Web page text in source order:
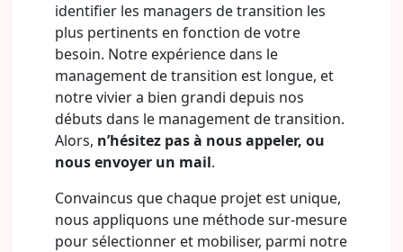
identifier les managers de transition les
plus pertinents en fonction de votre
besoin. Notre expérience dans le
management de transition est longue, et
notre vivier a bien grandi depuis nos
débuts dans le management de transition.
Alors, n’hésitez pas à nous appeler, ou
nous envoyer un mail.
Convaincus que chaque projet est unique,
nous appliquons une méthode sur-mesure
pour sélectionner et mobiliser, parmi notre